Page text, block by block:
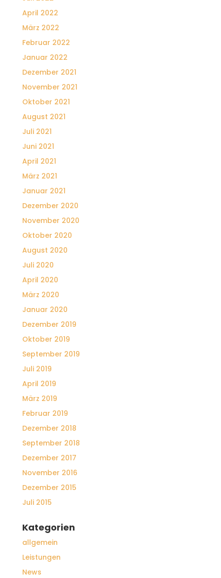
April 2022
März 2022
Februar 2022
Januar 2022
Dezember 2021
November 2021
Oktober 2021
August 2021
Juli 2021
Juni 2021
April 2021
März 2021
Januar 2021
Dezember 2020
November 2020
Oktober 2020
August 2020
Juli 2020
April 2020
März 2020
Januar 2020
Dezember 2019
Oktober 2019
September 2019
Juli 2019
April 2019
März 2019
Februar 2019
Dezember 2018
September 2018
Dezember 2017
November 2016
Dezember 2015
Juli 2015
Kategorien
allgemein
Leistungen
News